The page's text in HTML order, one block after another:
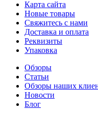
Карта сайта
Новые товары
Свяжитесь с нами
Доставка и оплата
Реквизиты
Упаковка
Обзоры
Статьи
Обзоры наших
Новости
Блог